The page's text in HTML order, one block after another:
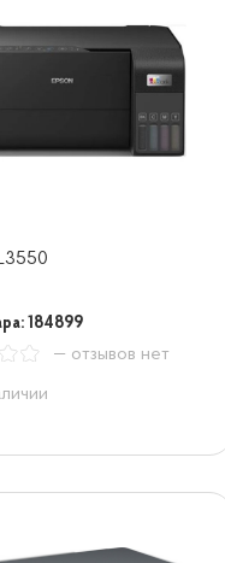
184899
— отзывов нет